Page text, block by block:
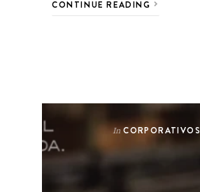
CONTINUE READING
In CORPORATIVOS